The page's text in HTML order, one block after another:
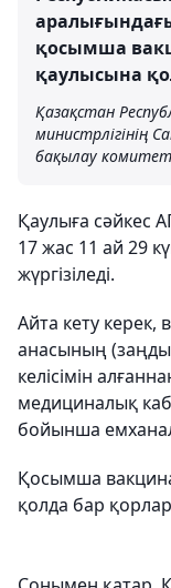
қосымша
қаулысына
Қазақстан
министрлігінің
бақылау
Қаулыға сәйкес
17 жас 11 ай 29
жүргізіледі.
Айта кету керек,
анасының (заңды
келісімін
медициналық
бойынша
Қосымша
қолда бар